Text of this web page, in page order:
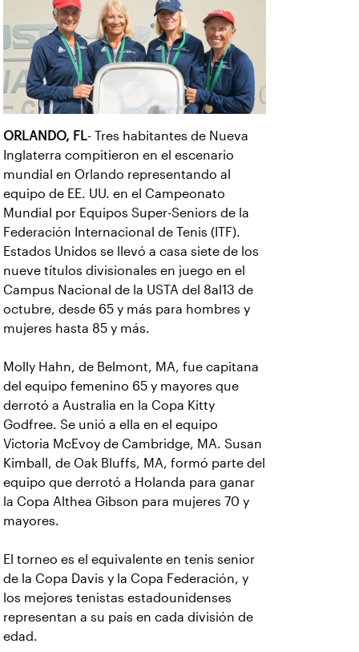
ORLANDO, FL- Tres habitantes de Nueva
Inglaterra compitieron en el escenario
mundial en Orlando representando al
equipo de EE. UU. en el Campeonato
Mundial por Equipos Super-Seniors de la
Federación Internacional de Tenis (ITF).
Estados Unidos se llevó a casa siete de los
nueve títulos divisionales en juego en el
Campus Nacional de la USTA del 8al13 de
octubre, desde 65 y más para hombres y
mujeres hasta 85 y más.
Molly Hahn, de Belmont, MA, fue capitana
del equipo femenino 65 y mayores que
derrotó a Australia en la Copa Kitty
Godfree. Se unió a ella en el equipo
Victoria McEvoy de Cambridge, MA. Susan
Kimball, de Oak Bluffs, MA, formó parte del
equipo que derrotó a Holanda para ganar
la Copa Althea Gibson para mujeres 70 y
mayores.
El torneo es el equivalente en tenis senior
de la Copa Davis y la Copa Federación, y
los mejores tenistas estadounidenses
representan a su país en cada división de
edad.